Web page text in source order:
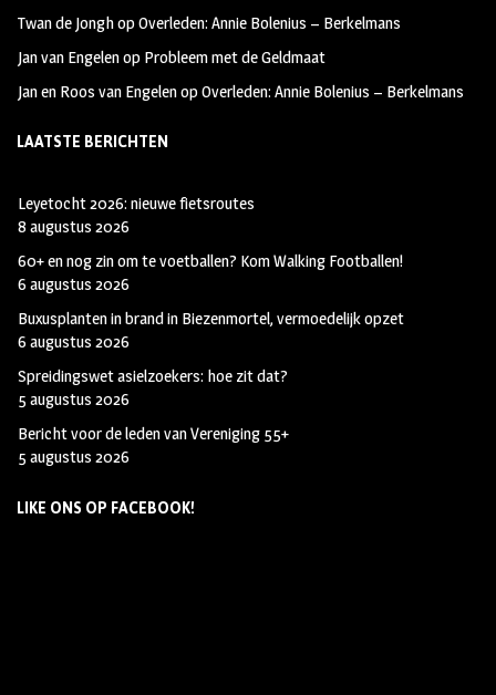
Twan de JonghopOverleden: Annie Bolenius – Berkelmans
Jan van Engelenop Probleem met de Geldmaat
Jan en Roos van EngelenopOverleden: Annie Bolenius – Berkelmans
LAATSTE BERICHTEN
Leyetocht 2026: nieuwe fietsroutes
8 augustus 2026
60+ en nog zin om te voetballen? Kom Walking Footballen!
6 augustus 2026
Buxusplanten in brand in Biezenmortel, vermoedelijk opzet
6 augustus 2026
Spreidingswet asielzoekers: hoe zit dat?
5 augustus 2026
Bericht voor de leden van Vereniging 55+
5 augustus 2026
LIKE ONS OP FACEBOOK!